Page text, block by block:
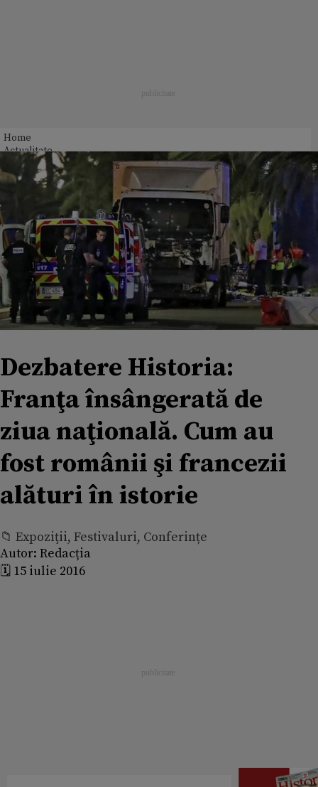
Home
Actualitate
Dezbatere Historia:
Franţa însângerată de
ziua naţională. Cum au
fost românii şi francezii
alături în istorie
📁 Expoziţii, Festivaluri, Conferințe
Autor: Redacția
🗓️ 15 iulie 2016